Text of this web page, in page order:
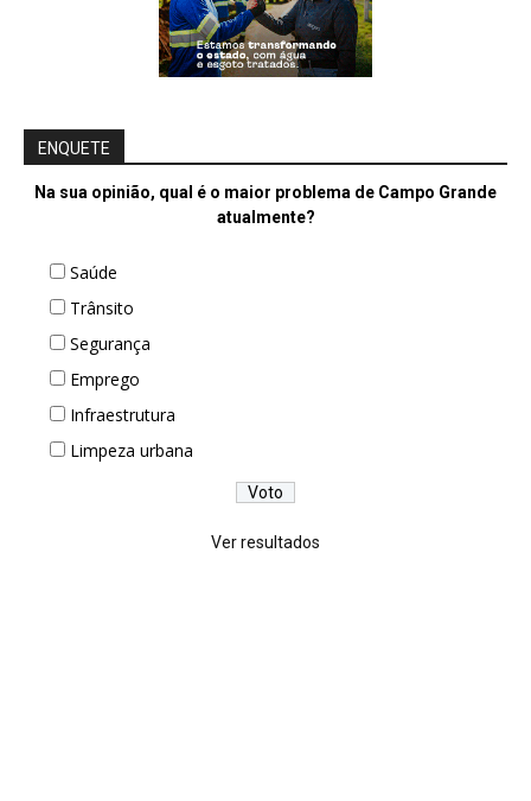
ENQUETE
Na sua opinião, qual é o maior problema de Campo Grande
atualmente?
Saúde
Trânsito
Segurança
Emprego
Infraestrutura
Limpeza urbana
Ver resultados